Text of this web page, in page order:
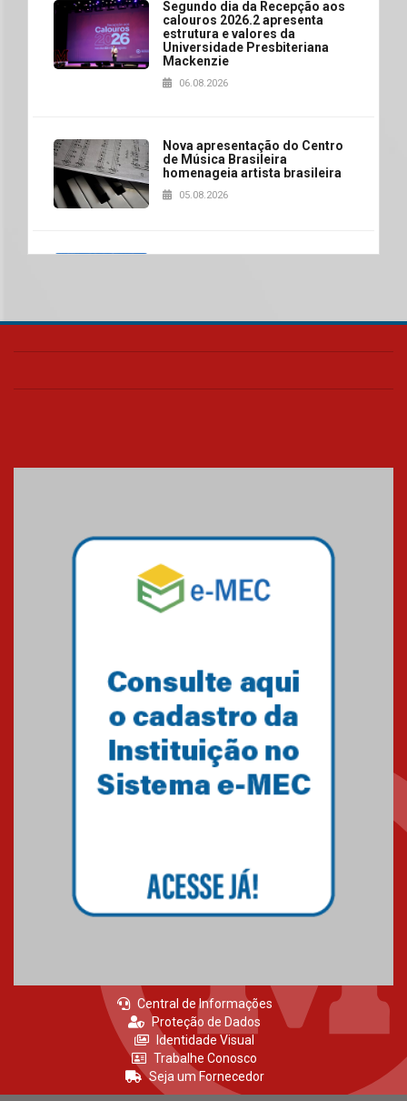
Segundo dia da Recepção aos
calouros 2026.2 apresenta
estrutura e valores da
Universidade Presbiteriana
Mackenzie
06.08.2026
Nova apresentação do Centro
de Música Brasileira
homenageia artista brasileira
05.08.2026
das novas tecnologias em
04.08.2026
Como o Colégio Mackenzie
Brasília prepara seus
Como os pais podem investir
na educação dos filhos além da
escola
docentes para debater
inovação e desafios da
educação superior
04.08.2026
Central de Informações
Proteção de Dados
Identidade Visual
Trabalhe Conosco
Seja um Fornecedor